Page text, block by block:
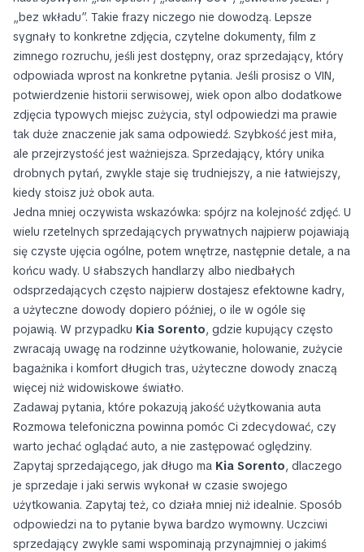
„bez wkładu”. Takie frazy niczego nie dowodzą. Lepsze
sygnały to konkretne zdjęcia, czytelne dokumenty, film z
zimnego rozruchu, jeśli jest dostępny, oraz sprzedający, który
odpowiada wprost na konkretne pytania. Jeśli prosisz o VIN,
potwierdzenie historii serwisowej, wiek opon albo dodatkowe
zdjęcia typowych miejsc zużycia, styl odpowiedzi ma prawie
tak duże znaczenie jak sama odpowiedź. Szybkość jest miła,
ale przejrzystość jest ważniejsza. Sprzedający, który unika
drobnych pytań, zwykle staje się trudniejszy, a nie łatwiejszy,
kiedy stoisz już obok auta.
Jedna mniej oczywista wskazówka: spójrz na kolejność zdjęć. U
wielu rzetelnych sprzedających prywatnych najpierw pojawiają
się czyste ujęcia ogólne, potem wnętrze, następnie detale, a na
końcu wady. U słabszych handlarzy albo niedbałych
odsprzedających często najpierw dostajesz efektowne kadry,
a użyteczne dowody dopiero później, o ile w ogóle się
pojawią. W przypadku Kia Sorento, gdzie kupujący często
zwracają uwagę na rodzinne użytkowanie, holowanie, zużycie
bagażnika i komfort długich tras, użyteczne dowody znaczą
więcej niż widowiskowe światło.
Zadawaj pytania, które pokazują jakość użytkowania auta
Rozmowa telefoniczna powinna pomóc Ci zdecydować, czy
warto jechać oglądać auto, a nie zastępować oględziny.
Zapytaj sprzedającego, jak długo ma Kia Sorento, dlaczego
je sprzedaje i jaki serwis wykonał w czasie swojego
użytkowania. Zapytaj też, co działa mniej niż idealnie. Sposób
odpowiedzi na to pytanie bywa bardzo wymowny. Uczciwi
sprzedający zwykle sami wspominają przynajmniej o jakimś